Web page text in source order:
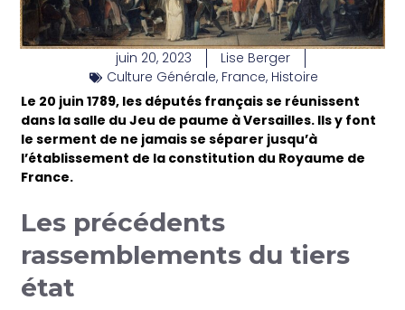
juin 20, 2023
Lise Berger
Culture Générale, France, Histoire
Le 20 juin 1789, les députés français se réunissent
dans la salle du Jeu de paume à Versailles. Ils y font
le serment de ne jamais se séparer jusqu’à
l’établissement de la constitution du Royaume de
France.
Les précédents
rassemblements du tiers
état